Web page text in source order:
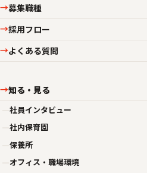
→募集職種
→採用フロー
→よくある質問
→知る・見る
社員インタビュー
社内保育園
保養所
オフィス・職場環境